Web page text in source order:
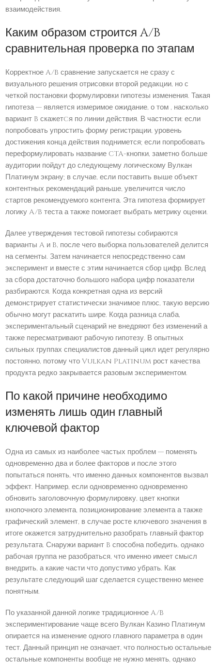
взаимодействия.
Каким образом строится A/B
сравнительная проверка по этапам
Корректное A/B сравнение запускается не сразу с
визуального решения отрисовки второй редакции, но с
четкой постановки формулировки гипотезы изменения. Такая
гипотеза — является измеримое ожидание, о том , насколько
вариант B скажетcя по линии действия. В частности: если
попробовать упростить форму регистрации, уровень
достижения конца действия поднимется; если попробовать
переформулировать название CTA-кнопки, заметно больше
аудитории пойдут до следующему логическому Вулкан
Платинум экрану; в случае, если поставить выше объект
контентных рекомендаций раньше, увеличится число
стартов рекомендуемого контента. Эта гипотеза формирует
логику A/B теста а также помогает выбрать метрику оценки.
Далее утверждения тестовой гипотезы собираются
варианты A и B, после чего выборка пользователей делится
на сегменты. Затем начинается непосредственно сам
эксперимент и вместе с этим начинается сбор цифр. Вслед
за сбора достаточно большого набора цифр показатели
разбираются. Когда конкретная одна из версий
демонстрирует статистически значимое плюс, такую версию
обычно могут раскатить шире. Когда разница слаба,
экспериментальный сценарий не внедряют без изменений а
также пересматривают рабочую гипотезу. В опытных
сильных группах специалистов данный цикл идет регулярно
постоянно, потому что Vulkan Platinum рост качества
продукта редко закрывается разовым экспериментом.
По какой причине необходимо
изменять лишь один главный
ключевой фактор
Одна из самых из наиболее частых проблем — поменять
одновременно два и более факторов и после этого
попытаться понять, что именно данных компонентов вызвал
эффект. Например, если одновременно одновременно
обновить заголовочную формулировку, цвет кнопки
кнопочного элемента, позиционирование элемента а также
графический элемент, в случае росте ключевого значения в
итоге окажется затруднительно разобрать главный фактор
результата. Снаружи вариант B способна победить, однако
рабочая группа не разобраться, что именно имеет смысл
внедрить, а какие части что допустимо убрать. Как
результате следующий шаг сделается существенно менее
понятным.
По указанной данной логике традиционное A/B
экспериментирование чаще всего Вулкан Казино Платинум
опирается на изменение одного главного параметра в один
тест. Данный принцип не означает, что полностью остальные
остальные компоненты вообще не нужно менять, однако